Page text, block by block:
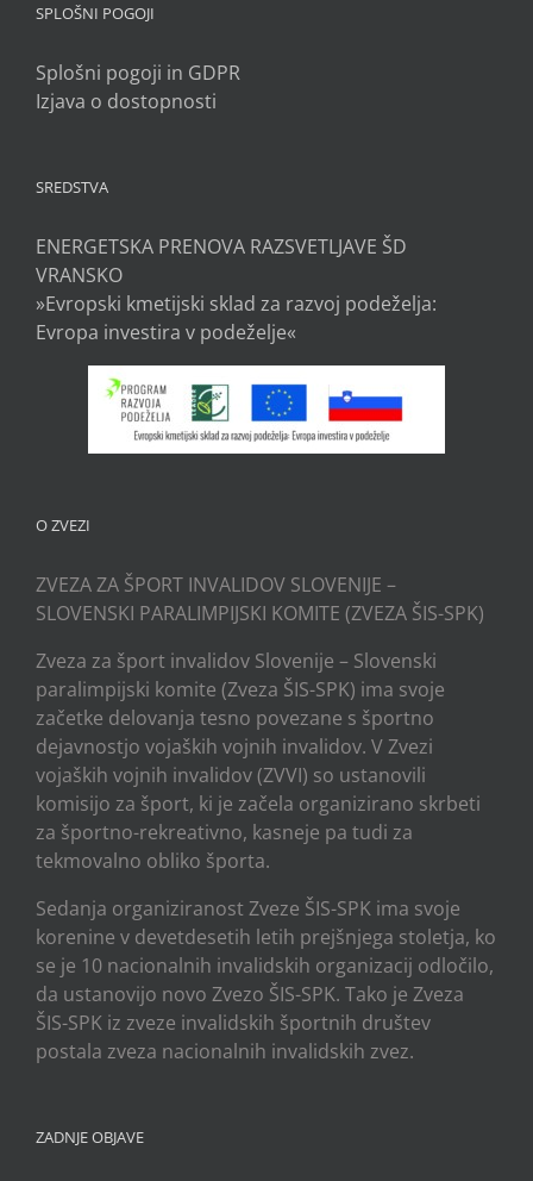
SPLOŠNI POGOJI
Splošni pogoji in GDPR
Izjava o dostopnosti
SREDSTVA
ENERGETSKA PRENOVA RAZSVETLJAVE ŠD
VRANSKO
»Evropski kmetijski sklad za razvoj podeželja:
Evropa investira v podeželje«
O ZVEZI
ZVEZA ZA ŠPORT INVALIDOV SLOVENIJE –
SLOVENSKI PARALIMPIJSKI KOMITE (ZVEZA ŠIS-SPK)
Zveza za šport invalidov Slovenije – Slovenski
paralimpijski komite (Zveza ŠIS-SPK) ima svoje
začetke delovanja tesno povezane s športno
dejavnostjo vojaških vojnih invalidov. V Zvezi
vojaških vojnih invalidov (ZVVI) so ustanovili
komisijo za šport, ki je začela organizirano skrbeti
za športno-rekreativno, kasneje pa tudi za
tekmovalno obliko športa.
Sedanja organiziranost Zveze ŠIS-SPK ima svoje
korenine v devetdesetih letih prejšnjega stoletja, ko
se je 10 nacionalnih invalidskih organizacij odločilo,
da ustanovijo novo Zvezo ŠIS-SPK. Tako je Zveza
ŠIS-SPK iz zveze invalidskih športnih društev
postala zveza nacionalnih invalidskih zvez.
ZADNJE OBJAVE